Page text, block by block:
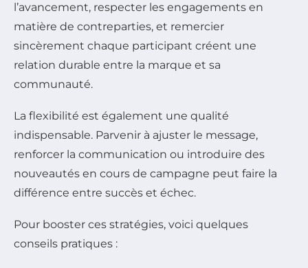
l’avancement, respecter les engagements en
matière de contreparties, et remercier
sincèrement chaque participant créent une
relation durable entre la marque et sa
communauté.
La flexibilité est également une qualité
indispensable. Parvenir à ajuster le message,
renforcer la communication ou introduire des
nouveautés en cours de campagne peut faire la
différence entre succès et échec.
Pour booster ces stratégies, voici quelques
conseils pratiques :